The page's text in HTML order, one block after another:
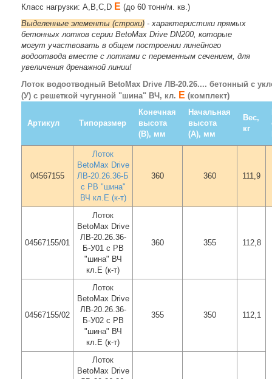
Класс нагрузки: A,B,C,D E (до 60 тонн/м. кв.)
Выделенные элементы (строки) - характеристики прямых
бетонных лотков серии BetoMax Drive DN200, которые
могут участвовать в общем построении линейного
водоотвода вместе с лотками с переменным сечением, для
увеличения дренажной линии!
Лоток водоотводный BetoMax Drive ЛВ-20.26.... бетонный с
(У) с решеткой чугунной "шина" ВЧ, кл. E (комплект)
Артикул Типоразмер
Конечная
высота
(В), мм
Начальная
высота
(А), мм
Вес,
кг
04567155
Лоток
BetoMax Drive
ЛВ-20.26.36-Б
с РВ "шина"
ВЧ кл.E (к-т)
360 360 111,9
04567155/01
Лоток
BetoMax Drive
ЛВ-20.26.36-
Б-У01 с РВ
"шина" ВЧ
кл.E (к-т)
360 355 112,8
04567155/02
Лоток
BetoMax Drive
ЛВ-20.26.36-
Б-У02 с РВ
"шина" ВЧ
кл.E (к-т)
355 350 112,1
Лоток
BetoMax Drive